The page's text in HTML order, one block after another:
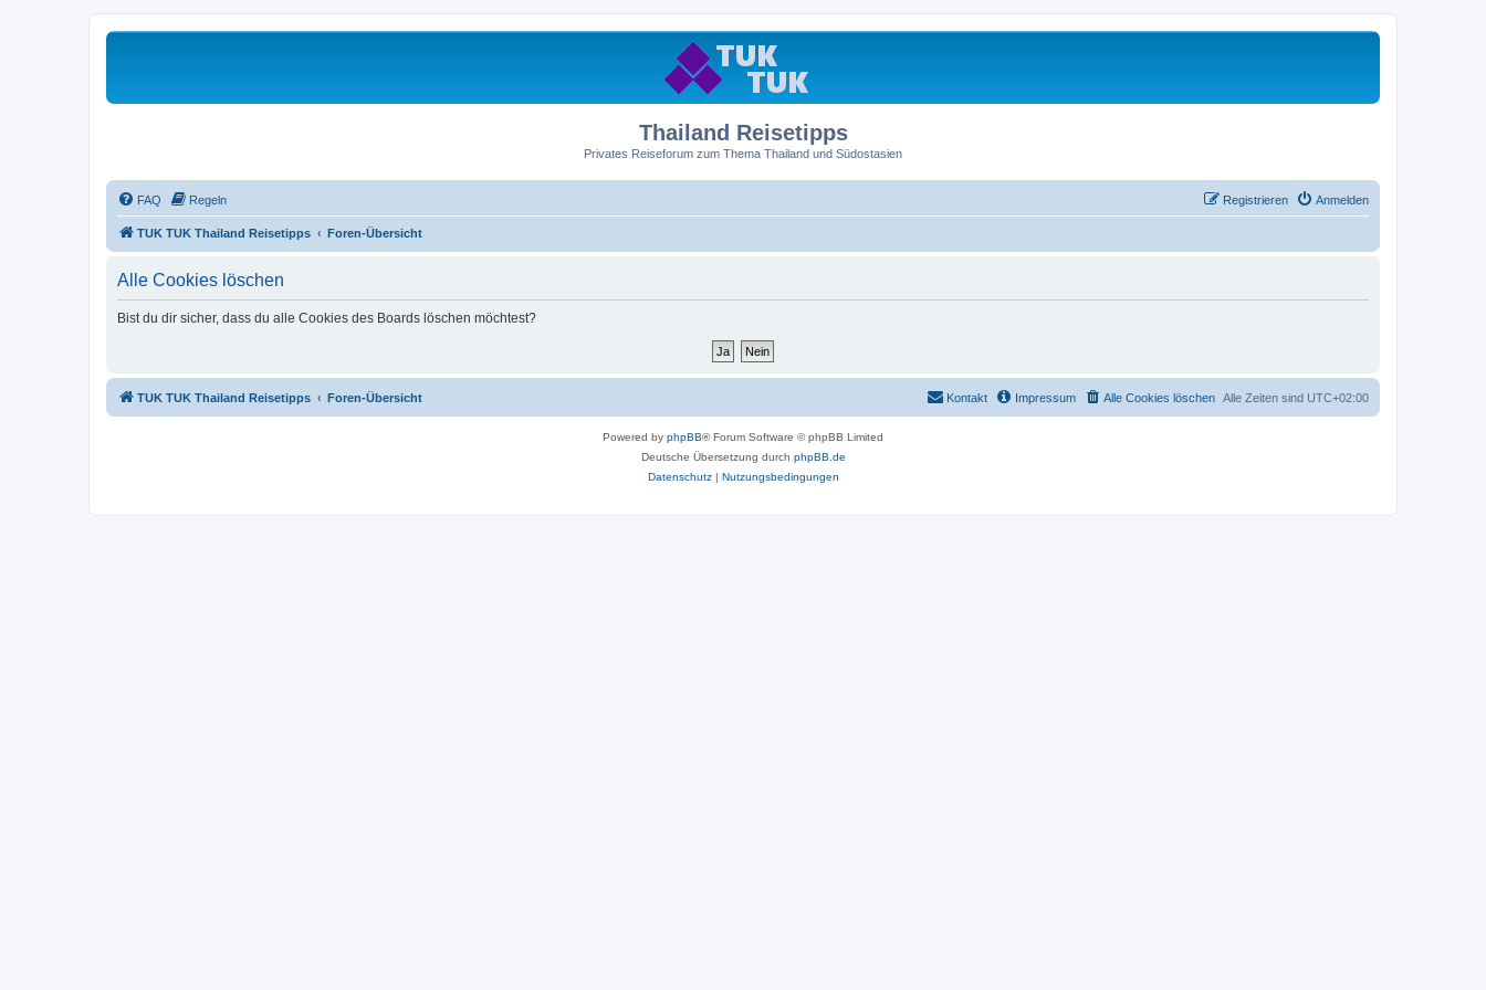
Thailand Reisetipps
Privates Reiseforum zum Thema Thailand und Südostasien
FAQ Regeln Anmelden
Registrieren
TUK TUK Thailand Reisetipps Foren-Übersicht
Alle Cookies löschen
Bist du dir sicher, dass du alle Cookies des Boards löschen möchtest?
TUK TUK Thailand Reisetipps Foren-Übersicht Alle Zeiten sind UTC+02:00
Alle Cookies löschen
Impressum
Kontakt
Powered by phpBB® Forum Software © phpBB Limited
Deutsche Übersetzung durch phpBB.de
Datenschutz| Nutzungsbedingungen